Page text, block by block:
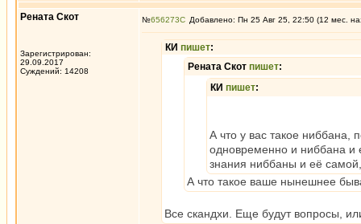
Рената Скот
Зарегистрирован:
29.09.2017
Суждений: 14208
№656273 Добавлено: Пн 25 Авг 25, 22:50 (12 мес.
КИ пишет:
Рената Скот пишет:
КИ пишет:
А что у вас такое ниббана,
одновременно и ниббана и
знания ниббаны и её
А что такое ваше нынешнее
Все скандхи. Еще будут вопросы,